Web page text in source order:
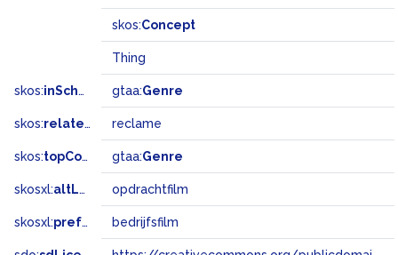
skos:Concept
Thing
skos:inScheme gtaa:Genre
skos:related reclame
skos:topConceptOf gtaa:Genre
skosxl:altLabel opdrachtfilm
skosxl:prefLabel bedrijfsfilm